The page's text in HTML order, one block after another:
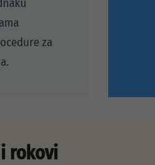
za
rokovi